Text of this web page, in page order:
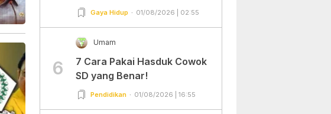
Gaya Hidup 01/08/2026 | 02:55
6
Umam
7 Cara Pakai Hasduk Cowok
SD yang Benar!
Pendidikan 01/08/2026 | 16:55